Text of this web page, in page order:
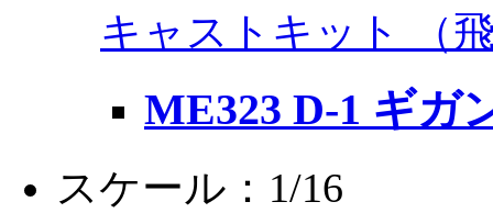
キャストキット （
ME323 D-1 ギガ
スケール：1/16